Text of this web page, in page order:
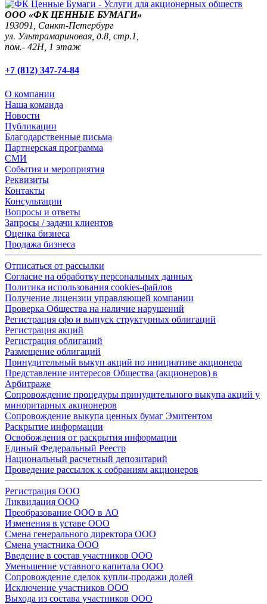
ООО «ФК ЦЕННЫЕ БУМАГИ»
193091, Санкт-Петербург
ул. Ультрамариновая, д.8, стр.1,
пом.- 42Н, 1 этаж
+7 (812) 347-74-84
О компании
Наша команда
Новости
Публикации
Благодарственные письма
Партнерская программа
СМИ
События и мероприятия
Реквизиты
Контакты
Консультации
Вопросы и ответы
Запросы / задачи клиентов
Оценка бизнеса
Продажа бизнеса
Отписаться от рассылки
Согласие на обработку персональных данных
Политика использования cookies-файлов
Получение лицензии управляющей компании
Проверка Общества на наличие нарушений
Регистрация сфо и выпуск структурных облигаций
Регистрация акций
Регистрация облигаций
Размещение облигаций
Принудительный выкуп акций по инициативе акционера
Представление интересов Общества (акционеров) в
Арбитраже
Сопровождение процедуры принудительного выкупа акций у
миноритарных акционеров
Сопровождение выкупа ценных бумаг Эмитентом
Раскрытие информации
Освобождения от раскрытия информации
Единый Федеральный Реестр
Национальный расчетный депозитарий
Проведение рассылок к собраниям акционеров
Регистрация ООО
Ликвидация ООО
Преобразование ООО в АО
Изменения в уставе ООО
Смена генерального директора ООО
Смена участника ООО
Введение в состав участников ООО
Уменьшение уставного капитала ООО
Сопровождение сделок купли-продажи долей
Исключение участников ООО
Выхода из состава участников ООО